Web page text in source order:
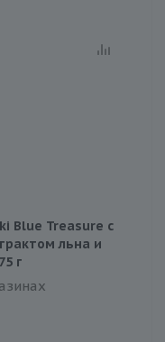
Blue Treasure с
льна и
г